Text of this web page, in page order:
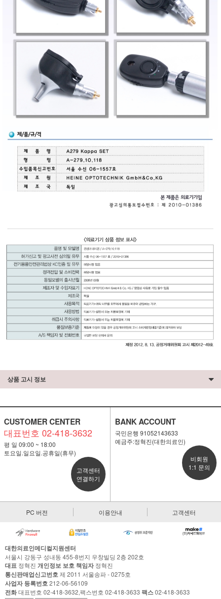
상품 고시 정보
CUSTOMER CENTER
대표번호 02-418-3632
평 일 09:00 ~ 18:00
토요일.일요일.공휴일(휴무)
고객센터
연결하기
BANK ACCOUNT
국민은행 91052143633
예금주:정혁진(대한의료인)
비회원
1:1 문의
PC 버전 이용안내 고객센터
대한의료인메디컬지원센터
서울시 강동구 성내동 455-8번지 우창빌딩 2층 202호
대표 정혁진 개인정보 보호 책임자정혁진
통신판매업신고번호제 2011 서울송파 - 0275호
사업자 등록번호212-06-56109
전화대표번호 02-418-3632,팩스번호 02-418-3633 팩스02-418-3633